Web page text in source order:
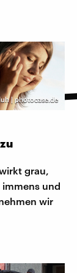
| photocase.de
grau,
immens und
wir